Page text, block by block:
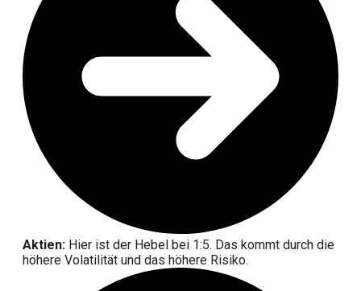
Aktien: Hier ist der Hebel bei 1:5. Das kommt durch die
höhere Volatilität und das höhere Risiko.